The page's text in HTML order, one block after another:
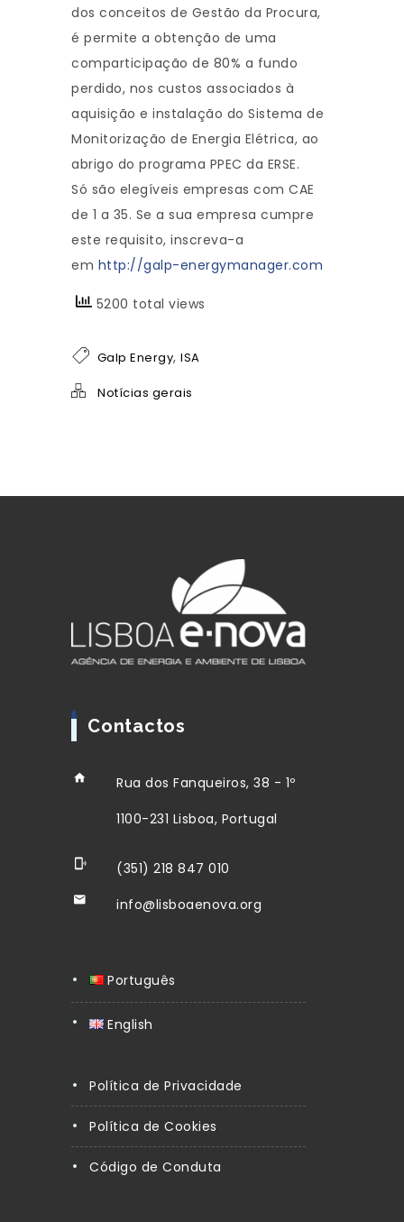
dos conceitos de Gestão da Procura,
é permite a obtenção de uma
comparticipação de 80% a fundo
perdido, nos custos associados à
aquisição e instalação do Sistema de
Monitorização de Energia Elétrica, ao
abrigo do programa PPEC da ERSE.
Só são elegíveis empresas com CAE
de 1 a 35. Se a sua empresa cumpre
este requisito, inscreva-a
em http://galp-energymanager.com
5200 total views
Galp Energy, ISA
Notícias gerais
Contactos
Rua dos Fanqueiros, 38 - 1º
1100-231 Lisboa, Portugal
(351) 218 847 010
info@lisboaenova.org
Português
English
Política de Privacidade
Política de Cookies
Código de Conduta